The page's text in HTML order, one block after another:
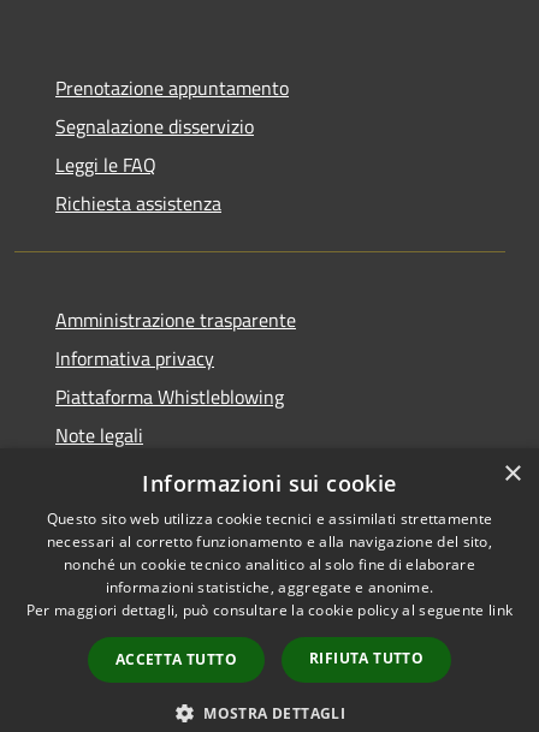
Prenotazione appuntamento
Segnalazione disservizio
Leggi le FAQ
Richiesta assistenza
Amministrazione trasparente
Informativa privacy
Piattaforma Whistleblowing
Note legali
Dichiarazione di accessibilità
Accessibilità
Copyright © 2026 • Comune di
Leivi • Powered by
Municipium•
Accesso
redazione
×
Informazioni sui cookie
Questo sito web utilizza cookie tecnici e assimilati strettamente
necessari al corretto funzionamento e alla navigazione del sito,
nonché un cookie tecnico analitico al solo fine di elaborare
informazioni statistiche, aggregate e anonime.
Per maggiori dettagli, può consultare la cookie policy al seguente link
ACCETTA TUTTO RIFIUTA TUTTO
MOSTRA DETTAGLI